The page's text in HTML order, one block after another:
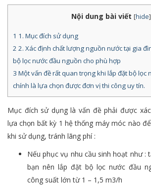
Nội dung bài viết [hide]
1 1. Mục đích sử dụng
2 2. Xác định chất lượng nguồn nước tại gia
bộ lọc nước đầu nguồn cho phù hợp
3 Một vấn đề rất quan trọng khi lắp đặt bộ lọc
chính là lựa chọn được đơn vị thi công uy tín.
Mục đích sử dụng là vấn đề phải được
lựa chọn bất kỳ 1 hệ thống máy móc nào
khi sử dụng, tránh lãng phí :
Nếu phục vụ nhu cầu sinh hoạt như :
bạn nên lắp đặt bộ lọc nước đầu
công suất lớn từ 1 – 1,5 m3/h